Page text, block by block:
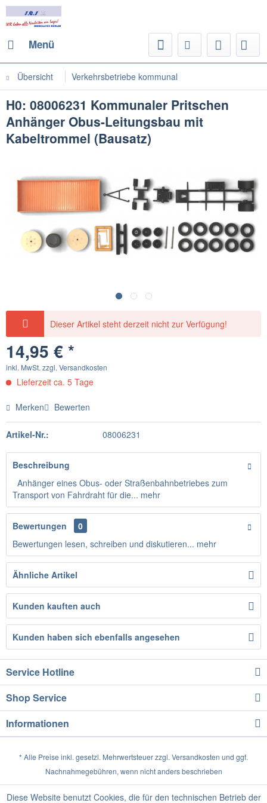
Menü
Übersicht Verkehrsbetriebe kommunal
H0: 08006231 Kommunaler Pritschen
Anhänger Obus-Leitungsbau mit
Kabeltrommel (Bausatz)
Dieser Artikel steht derzeit nicht zur Verfügung!
14,95 € *
inkl. MwSt. zzgl. Versandkosten
Lieferzeit ca. 5 Tage
Merken Bewerten
Artikel-Nr.: 08006231
Beschreibung
Anhänger eines Obus- oder Straßenbahnbetriebes zum
Transport von Fahrdraht für die... mehr
Bewertungen
0
Bewertungen lesen, schreiben und diskutieren... mehr
Ähnliche Artikel
Kunden kauften auch
Kunden haben sich ebenfalls angesehen
Service Hotline
Shop Service
Informationen
* Alle Preise inkl. gesetzl. Mehrwertsteuer zzgl. Versandkosten und ggf.
Nachnahmegebühren, wenn nicht anders beschrieben
Diese Website benutzt Cookies, die für den technischen Betrieb der